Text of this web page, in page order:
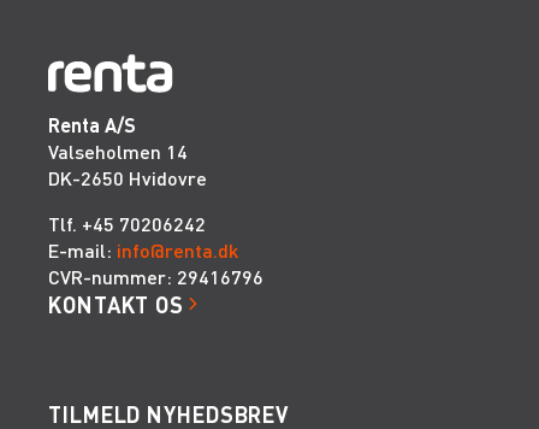
Renta A/S
Valseholmen 14
DK-2650 Hvidovre
Tlf. +45 70206242
E-mail: info@renta.dk
CVR-nummer: 29416796
KONTAKT OS
TILMELD NYHEDSBREV